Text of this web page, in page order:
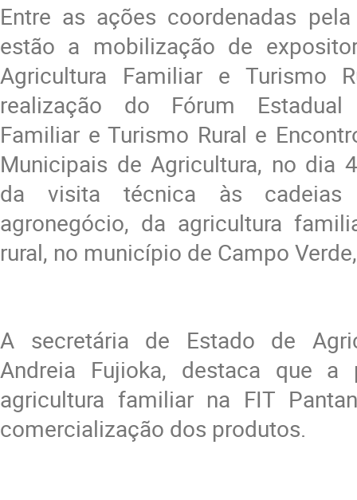
Entre as ações coordenadas
estão a mobilização de
Agricultura Familiar e Turismo
realização do Fórum
Familiar e Turismo Rural e
Municipais de Agricultura, no dia
da visita técnica às cadeias
agronegócio, da agricultura
rural, no município de Campo
A secretária de Estado de
Andreia Fujioka, destaca que a
agricultura familiar na FIT
comercialização dos produtos.